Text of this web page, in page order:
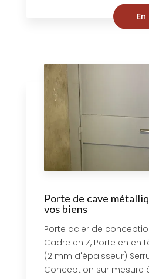
Porte de cave
vos biens
Porte acier de
Cadre en Z, Porte en en
(2 mm d'épaisseur)
Conception sur mesure